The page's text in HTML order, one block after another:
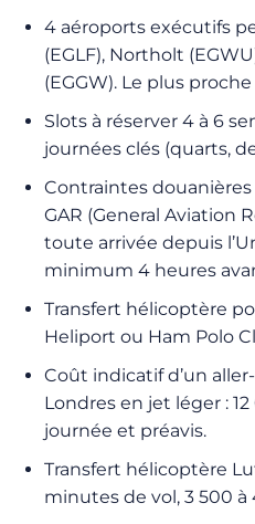
4 aéroports exécutifs
(EGLF), Northolt
(EGGW). Le plus
Slots à réserver 4 à 6
journées clés (quarts,
Contraintes
GAR (General Aviation
toute arrivée depuis
minimum 4 heures
Transfert hélicoptère
Heliport ou Ham Polo
Coût indicatif d’un
Londres en jet léger :
journée et préavis.
Transfert hélicoptère
minutes de vol, 3 500 à